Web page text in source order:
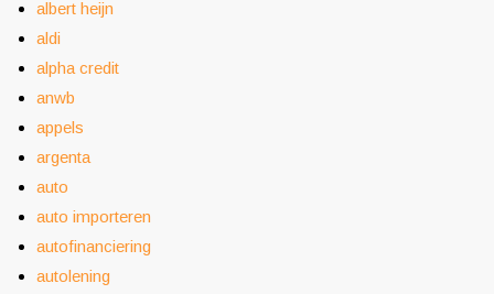
albert heijn
aldi
alpha credit
anwb
appels
argenta
auto
auto importeren
autofinanciering
autolening